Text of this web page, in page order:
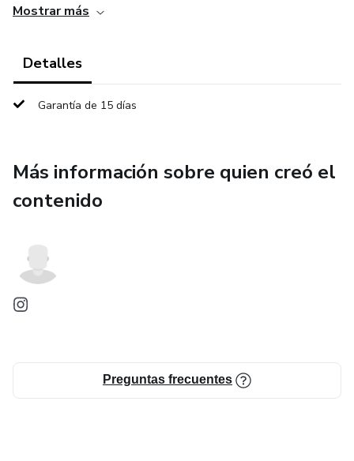
piel y ofrecerte herramientas fáciles de aplicar en tu vida
piel de forma constante.
Mostrar más
Detalles
Garantía de 15 días
Más información sobre quien creó el
contenido
Preguntas frecuentes